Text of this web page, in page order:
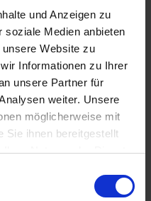
und Anzeigen zu
soziale Medien anbieten
Website zu
Informationen zu Ihrer
unsere Partner für
weiter. Unsere
möglicherweise mit
Sie ihnen bereitgestellt
Nutzung der Dienste
oder aus Gründen eines
Union oder eines
die Einschränkung
unterrichtet bevor die
die Sie betreffenden
gelöscht werden. Wir